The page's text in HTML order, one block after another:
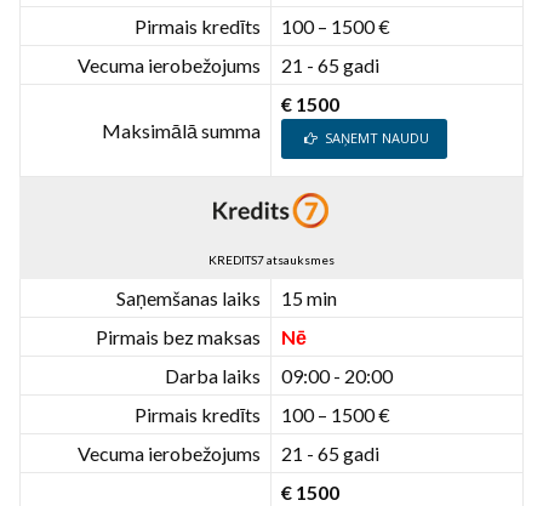
Pirmais kredīts
100 – 1500 €
Vecuma ierobežojums
21 - 65 gadi
Maksimālā summa
€ 1500
SAŅEMT NAUDU
KREDITS7 atsauksmes
Saņemšanas laiks
15 min
Pirmais bez maksas
Nē
Darba laiks
09:00 - 20:00
Pirmais kredīts
100 – 1500 €
Vecuma ierobežojums
21 - 65 gadi
€ 1500